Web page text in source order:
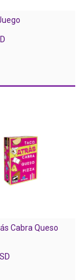
Cabra Queso